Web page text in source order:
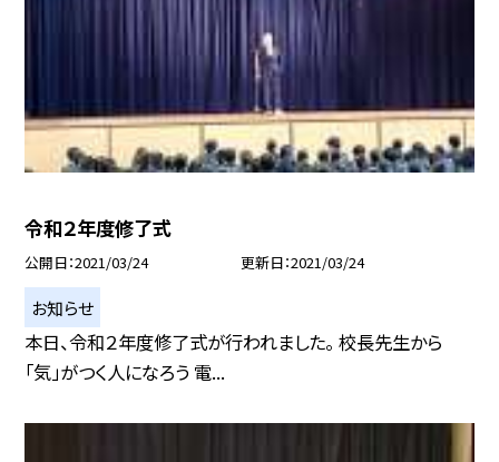
令和２年度修了式
公開日 2021/03/24 更新日 2021/03/24
お知らせ
本日、令和２年度修了式が行われました。 校長先生から
「気」がつく人になろう 電...